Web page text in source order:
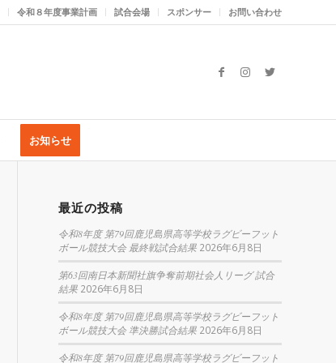
令和８年度事業計画 試合会場 スポンサー お問い合わせ
お知らせ
最近の投稿
令和8年度 第79回鹿児島県高等学校ラグビーフット
ボール競技大会 最終戦試合結果 2026年6月8日
第63回南日本新聞社旗争奪前期社会人リーグ 試合
結果 2026年6月8日
令和8年度 第79回鹿児島県高等学校ラグビーフット
ボール競技大会 準決勝試合結果 2026年6月8日
令和8年度 第79回鹿児島県高等学校ラグビーフット